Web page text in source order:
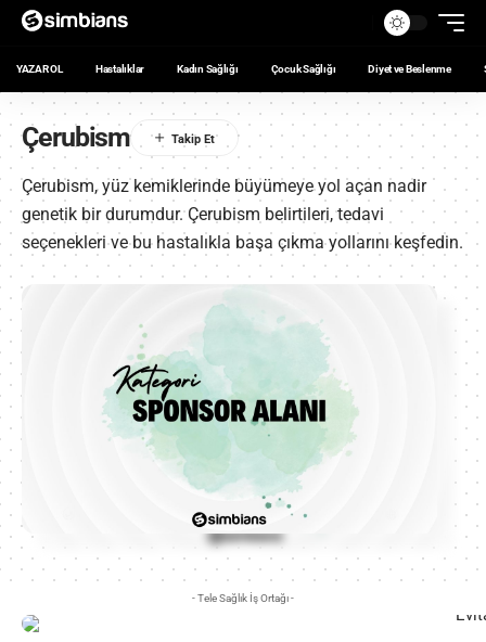
YAZAR OL Hastalıklar Kadın Sağlığı Çocuk Sağlığı Diyet ve Beslenme
Çerubism
Çerubism, yüz kemiklerinde büyümeye yol açan nadir
genetik bir durumdur. Çerubism belirtileri, tedavi
seçenekleri ve bu hastalıkla başa çıkma yollarını keşfedin.
- Tele Sağlık İş Ortağı -